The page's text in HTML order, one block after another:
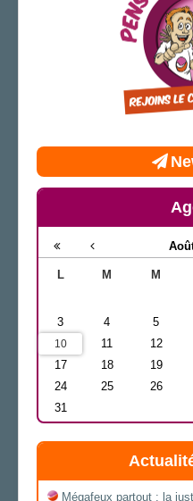
L M M
3
4 5
10 11 12
17
18 19
24
25 26
31
Mégafeux partout : la